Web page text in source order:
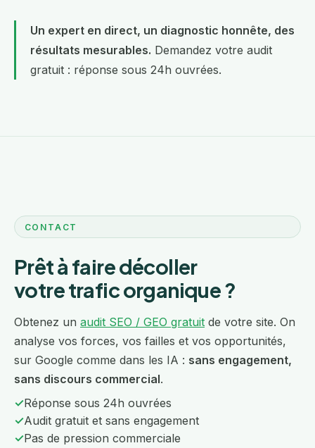
Un expert en direct, un diagnostic honnête, des
résultats mesurables. Demandez votre audit
gratuit : réponse sous 24h ouvrées.
CONTACT
Prêt à faire décoller
votre trafic organique ?
Obtenez un audit SEO / GEO gratuit de votre site. On
analyse vos forces, vos failles et vos opportunités,
sur Google comme dans les IA : sans engagement,
sans discours commercial.
✓Réponse sous 24h ouvrées
✓Audit gratuit et sans engagement
✓Pas de pression commerciale